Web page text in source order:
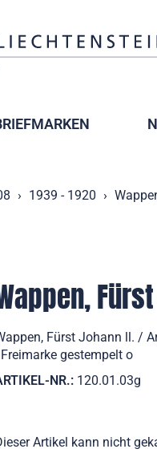
1939 - 1920
Fürst Johann ll. /
gestempelt o
NR.: 120.01.03g
Artikel kann nicht